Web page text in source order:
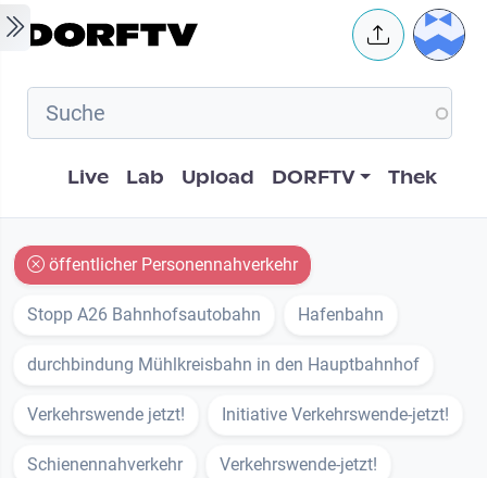
Skip to main content User
Hauptnavigation
Live Lab Upload DORFTV Thek
öffentlicher Personennahverkehr
Stopp A26 Bahnhofsautobahn Hafenbahn
durchbindung Mühlkreisbahn in den Hauptbahnhof
Verkehrswende jetzt! Initiative Verkehrswende-jetzt!
Schienennahverkehr Verkehrswende-jetzt!